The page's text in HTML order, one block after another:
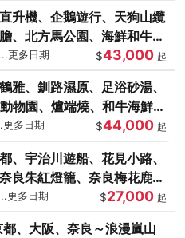
升機、企鵝遊行、天狗山纜
、北方馬公園、海鮮和牛螃
更多日期 $43,000 起
雅、釧路濕原、足浴砂湯、
物園、爐端燒、和牛海鮮螃
多日期 $44,000 起
、宇治川遊船、花見小路、
良朱紅燈籠、奈良梅花鹿、
多日期 $27,000 起
、大阪、奈良～浪漫嵐山